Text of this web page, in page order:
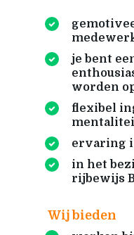
je bent
worden
flexibel
ervaring
in het
rijbewijs
Wij bieden